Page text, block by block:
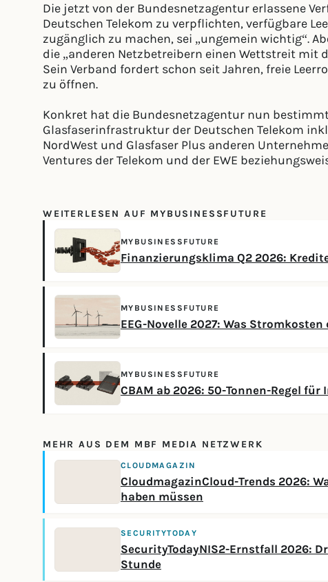
Die jetzt von der Bundesnetzagentur erlassene
Deutschen Telekom zu verpflichten, verfügbare
zugänglich zu machen, sei „ungemein wichtig“.
die „anderen Netzbetreibern einen Wettstreit mit
Sein Verband fordert schon seit Jahren, freie
zu öffnen.
Konkret hat die Bundesnetzagentur nun
Glasfaserinfrastruktur der Deutschen Telekom
NordWest und Glasfaser Plus anderen
Ventures der Telekom und der EWE
WEITERLESEN AUF MYBUSINESSFUTURE
MYBUSINESSFUTURE
Finanzierungsklima Q2 2026:
MYBUSINESSFUTURE
EEG-Novelle 2027: Was
MYBUSINESSFUTURE
CBAM ab 2026: 50-Tonnen-Regel für
MEHR AUS DEM MBF MEDIA NETZWERK
CLOUDMAGAZIN
CloudmagazinCloud-Trends 2026:
haben müssen
SECURITYTODAY
SecurityTodayNIS2-Ernstfall 2026:
Stunde